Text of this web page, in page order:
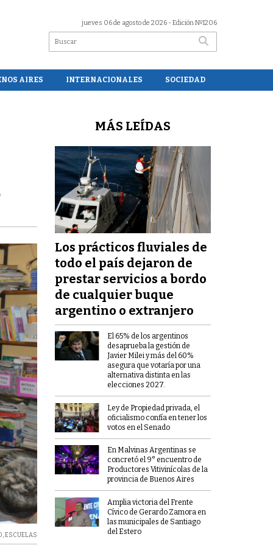
jueves 06 de agosto de 2026 - Edición Nº1206
AIRES INTERNACIONALES SOCIEDAD
,ESCUELAS
MÁS LEÍDAS
Los prácticos fluviales de
todo el país dejaron de
prestar servicios a bordo
de cualquier buque
argentino o extranjero
El 65% de los argentinos
desaprueba la gestión de
Javier Milei y más del 60%
asegura que votaría por una
alternativa distinta en las
elecciones 2027.
Ley de Propiedad privada, el
oficialismo confía en tener los
votos en el Senado
En Malvinas Argentinas se
concretó el 9° encuentro de
Productores Vitivinícolas de la
provincia de Buenos Aires
Amplia victoria del Frente
Cívico de Gerardo Zamora en
las municipales de Santiago
del Estero